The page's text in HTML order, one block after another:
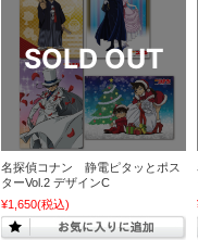
名探偵コナン 静電ピタッとポス
ターVol.2 デザインC
¥1,650(税込)